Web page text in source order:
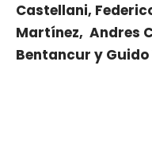
Castellani,
Martínez, Andres
Bentancur y